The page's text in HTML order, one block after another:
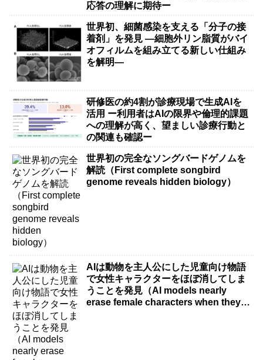
応答の理解に期待ー
世界初、細菌感染を支える「分子の接
着剤」を発見 ―細胞外リン脂質がバイ
オフィルムを組み立てる新しい仕組み
を解明―
研修医の約4割が診療現場で生成AIを
活用 ー利用者はAIの限界や倫理的課題
への理解が高く、望ましい診療行動と
の関連も確認ー
世界初の完全なソングバードゲノムを
解読（First complete songbird
genome reveals hidden biology）
AIは動物を主人公にした児童向け物語
で女性キャラクターをほぼ消してしま
うことを発見（AI models nearly
erase female characters when they